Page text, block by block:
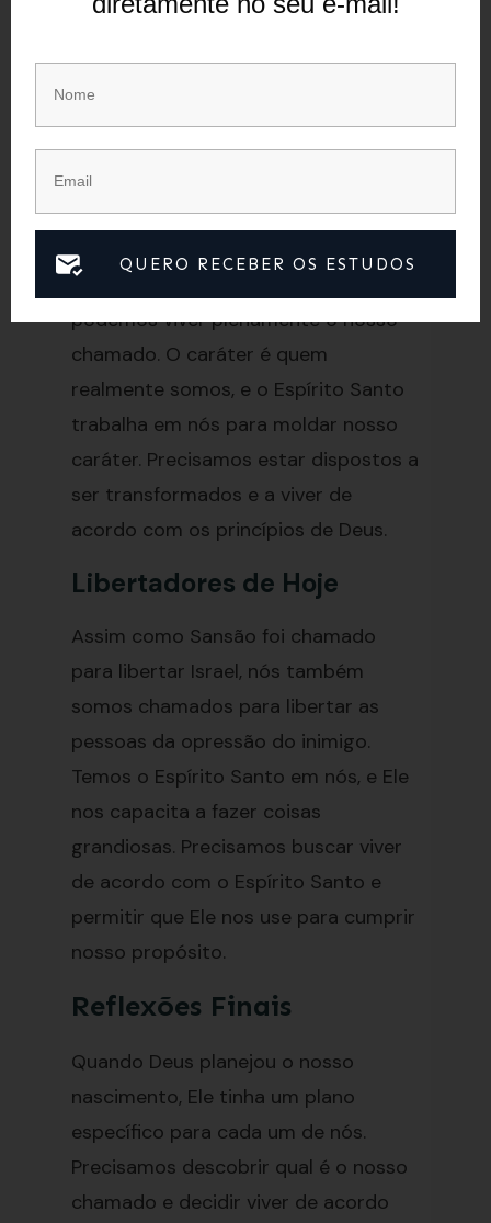
realizar. É importante descobrir qual é
o nosso chamado e decidir viver de
acordo com ele, dedicando-nos
completamente.
A Preparação de Caráter
Sem um caráter preparado, não
podemos viver plenamente o nosso
chamado. O caráter é quem
realmente somos, e o Espírito Santo
trabalha em nós para moldar nosso
caráter. Precisamos estar dispostos a
ser transformados e a viver de
acordo com os princípios de Deus.
Libertadores de Hoje
Assim como Sansão foi chamado
para libertar Israel, nós também
somos chamados para libertar as
pessoas da opressão do inimigo.
Temos o Espírito Santo em nós, e Ele
nos capacita a fazer coisas
grandiosas. Precisamos buscar viver
de acordo com o Espírito Santo e
permitir que Ele nos use para cumprir
nosso propósito.
Reflexões Finais
Quando Deus planejou o nosso
nascimento, Ele tinha um plano
específico para cada um de nós.
Precisamos descobrir qual é o nosso
chamado e decidir viver de acordo
QUERO RECEBER OS ESTUDOS